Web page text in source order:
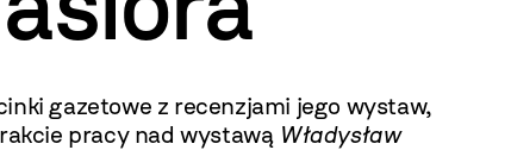
gazetowe z recenzjami jego wystaw,
pracy nad wystawą Władysław